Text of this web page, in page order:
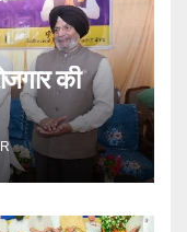
की